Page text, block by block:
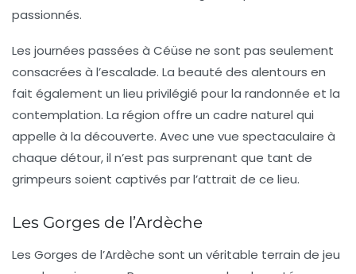
passionnés.
Les journées passées à Céüse ne sont pas seulement
consacrées à l’escalade. La beauté des alentours en
fait également un lieu privilégié pour la randonnée et la
contemplation. La région offre un cadre naturel qui
appelle à la découverte. Avec une vue spectaculaire à
chaque détour, il n’est pas surprenant que tant de
grimpeurs soient captivés par l’attrait de ce lieu.
Les Gorges de l’Ardèche
Les Gorges de l’Ardèche sont un véritable terrain de jeu